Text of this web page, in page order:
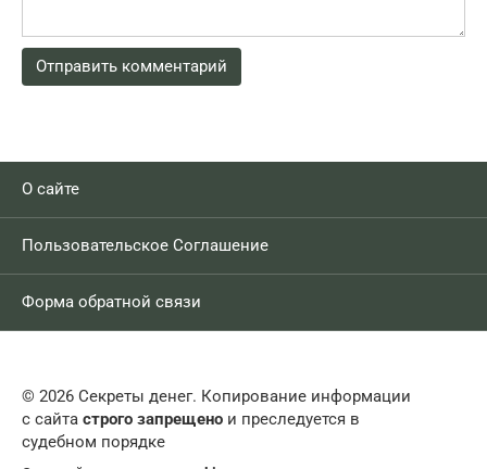
О сайте
Пользовательское Соглашение
Форма обратной связи
© 2026 Секреты денег. Копирование информации
с сайта строго запрещено и преследуется в
судебном порядке